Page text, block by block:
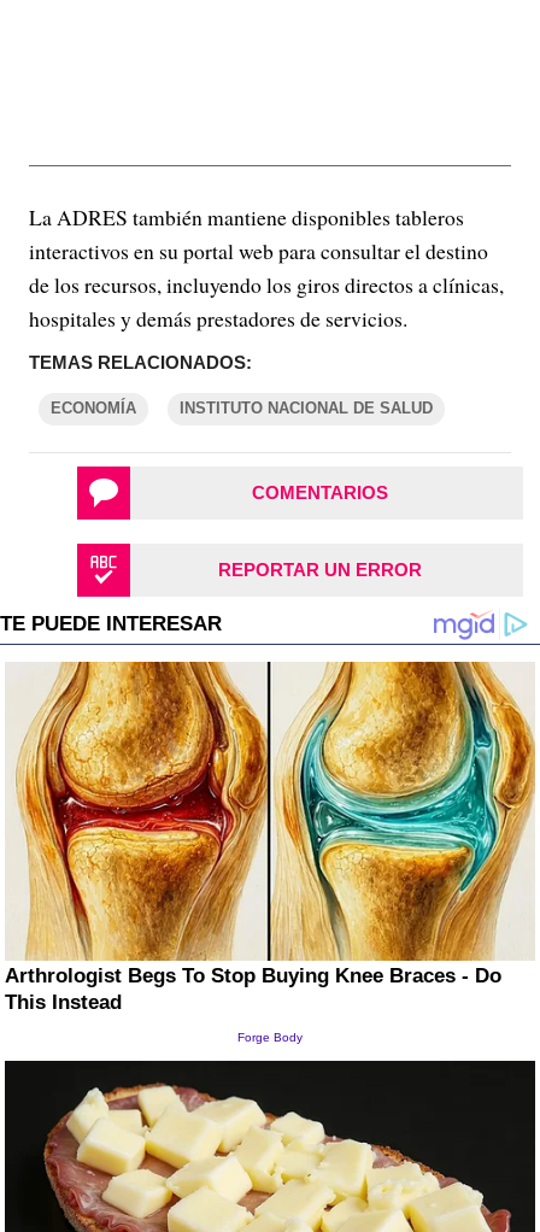
La ADRES también mantiene disponibles tableros
interactivos en su portal web para consultar el destino
de los recursos, incluyendo los giros directos a clínicas,
hospitales y demás prestadores de servicios.
TEMAS RELACIONADOS:
ECONOMÍA INSTITUTO NACIONAL DE SALUD
COMENTARIOS
REPORTAR UN ERROR